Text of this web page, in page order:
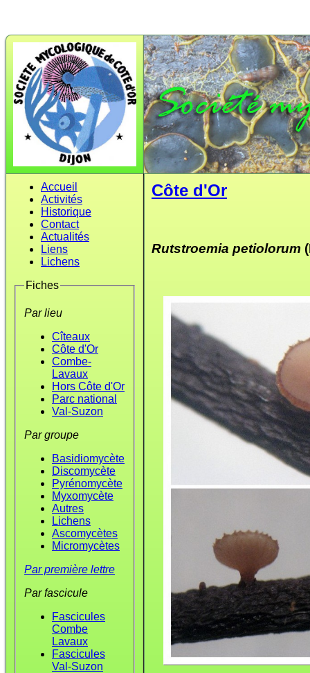
Accueil
Activités
Historique
Contact
Actualités
Liens
Lichens
Fiches
Par lieu
Cîteaux
Côte d'Or
Combe-
Lavaux
Hors Côte d'Or
Parc national
Val-Suzon
Par groupe
Basidiomycète
Discomycète
Pyrénomycète
Myxomycète
Autres
Lichens
Ascomycètes
Micromycètes
Par première lettre
Par fascicule
Fascicules
Combe
Lavaux
Fascicules
Val-Suzon
Côte d'Or
Rutstroemia petiolorum